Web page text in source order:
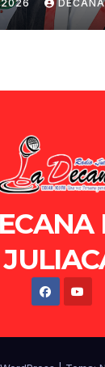
Humala
2026